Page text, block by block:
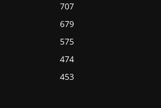
707
679
575
474
453